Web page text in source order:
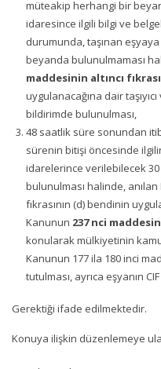
müteakip herhangi bir
idaresince ilgili bilgi ve
durumunda, taşınan
beyanda bulunulmaması
maddesinin altıncı
uygulanacağına dair
bildirimde bulunulması,
48 saatlik süre sonundan
sürenin bitişi öncesinde
idarelerince verilebilecek
bulunulması halinde,
fıkrasının (d) bendinin
Kanunun 237 nci
konularak mülkiyetinin
Kanunun 177 ila 180 inci
tutulması, ayrıca eşyanın
Gerektiği ifade edilmektedir.
Konuya ilişkin düzenlemeye